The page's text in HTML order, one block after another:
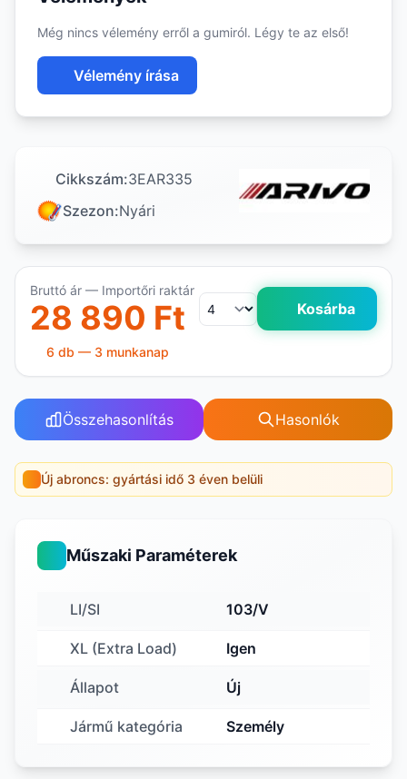
Még nincs vélemény erről a gumiról. Légy te az első!
Vélemény írása
Cikkszám:3EAR335
Szezon:Nyári
Bruttó ár — Importőri raktár
28 890 Ft Kosárba
6 db — 3 munkanap
Összehasonlítás Hasonlók
Új abroncs: gyártási idő 3 éven belüli
Műszaki Paraméterek
LI/SI 103/V
XL (Extra Load) Igen
Állapot Új
Jármű kategória Személy